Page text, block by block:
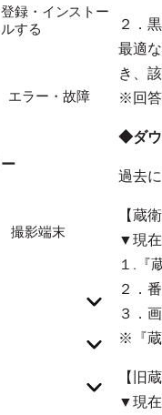
登録・インストー
ルする
エラー・故障
撮影端末
２．
最適
き、
※回答
◆ダウ
過去
【蔵
▼現
１.『
２．
３．
※『蔵
【旧
▼現